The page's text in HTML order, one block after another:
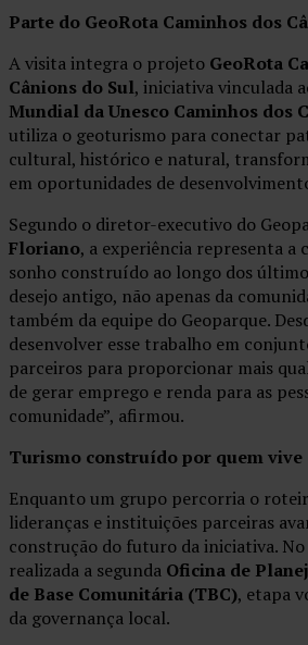
Parte do GeoRota Caminhos dos
A visita integra o projeto GeoRota
Cânions do Sul, iniciativa vinculada
Mundial da Unesco Caminhos dos
utiliza o geoturismo para conectar
cultural, histórico e natural,
em oportunidades de
Segundo o diretor-executivo do
Floriano, a experiência representa a
sonho construído ao longo dos
desejo antigo, não apenas da
também da equipe do Geoparque.
desenvolver esse trabalho em
parceiros para proporcionar mais
de gerar emprego e renda para as
comunidade”, afirmou.
Turismo construído por quem
Enquanto um grupo percorria o
lideranças e instituições parceiras
construção do futuro da iniciativa.
realizada a segunda Oficina de
de Base Comunitária (TBC), etapa
da governança local.